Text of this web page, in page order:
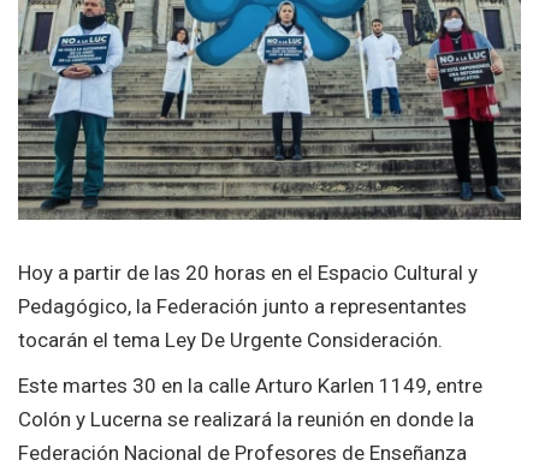
Hoy a partir de las 20 horas en el Espacio Cultural y
Pedagógico, la Federación junto a representantes
tocarán el tema Ley De Urgente Consideración.
Este martes 30 en la calle Arturo Karlen 1149, entre
Colón y Lucerna se realizará la reunión en donde la
Federación Nacional de Profesores de Enseñanza